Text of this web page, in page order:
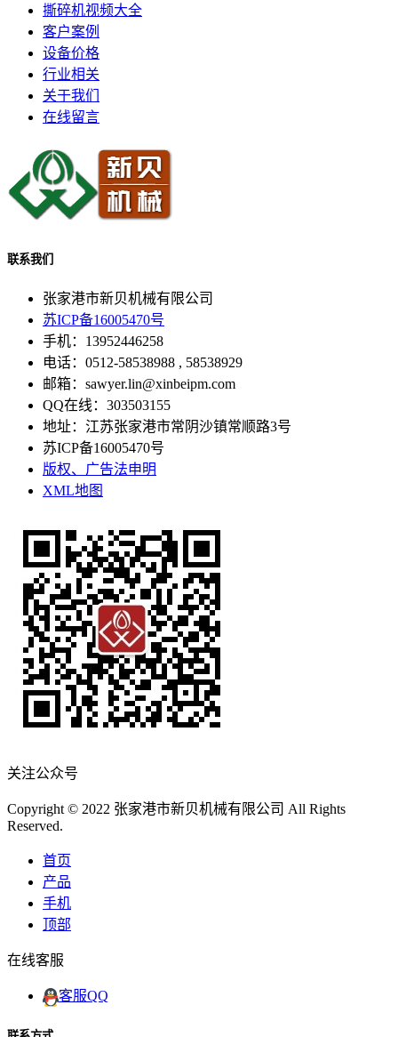
撕碎机视频大全
客户案例
设备价格
行业相关
关于我们
在线留言
联系我们
张家港市新贝机械有限公司
苏ICP备16005470号
手机：13952446258
电话：0512-58538988 , 58538929
邮箱：sawyer.lin@xinbeipm.com
QQ在线：303503155
地址：江苏张家港市常阴沙镇常顺路3号
苏ICP备16005470号
版权、广告法申明
XML地图
关注公众号
Copyright © 2022 张家港市新贝机械有限公司 All Rights
Reserved.
首页
产品
手机
顶部
在线客服
客服QQ